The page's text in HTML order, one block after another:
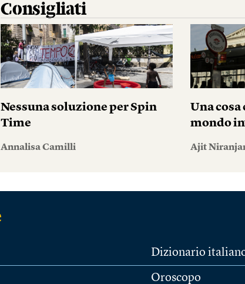
Consigliati
Nessuna soluzione per Spin
Time
Annalisa Camilli
Una cosa
mondo
Ajit
Dizionario
Oroscopo